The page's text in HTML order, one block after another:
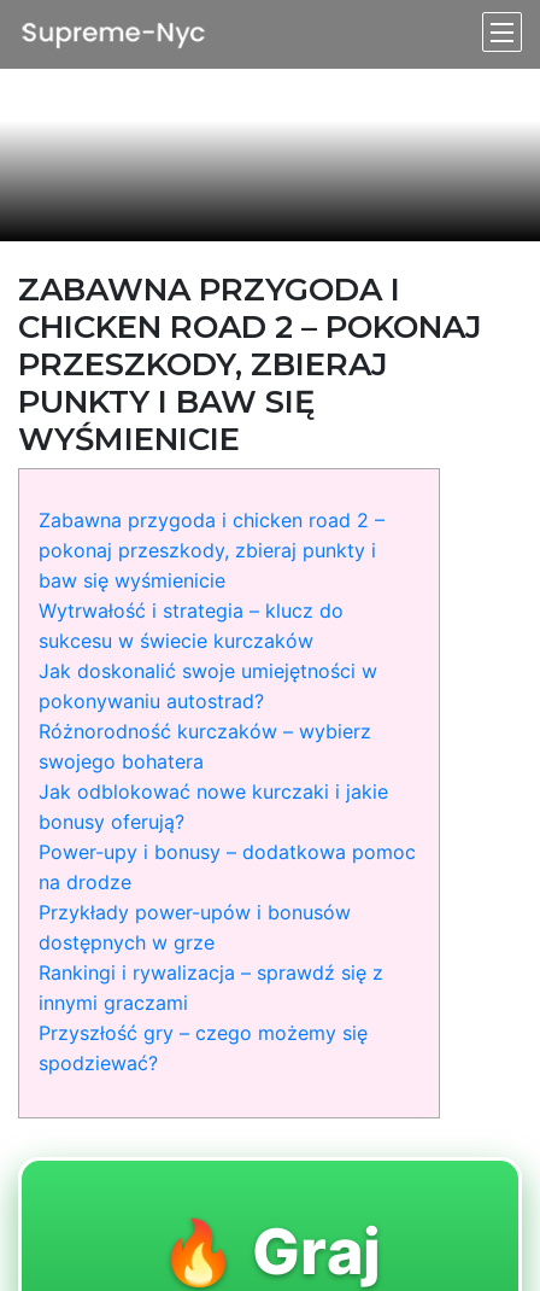
ZABAWNA PRZYGODA I
CHICKEN ROAD 2 – POKONAJ
PRZESZKODY, ZBIERAJ
PUNKTY I BAW SIĘ
WYŚMIENICIE
Zabawna przygoda i chicken road 2 –
pokonaj przeszkody, zbieraj punkty i
baw się wyśmienicie
Wytrwałość i strategia – klucz do
sukcesu w świecie kurczaków
Jak doskonalić swoje umiejętności w
pokonywaniu autostrad?
Różnorodność kurczaków – wybierz
swojego bohatera
Jak odblokować nowe kurczaki i jakie
bonusy oferują?
Power-upy i bonusy – dodatkowa pomoc
na drodze
Przykłady power-upów i bonusów
dostępnych w grze
Rankingi i rywalizacja – sprawdź się z
innymi graczami
Przyszłość gry – czego możemy się
spodziewać?
🔥 Graj